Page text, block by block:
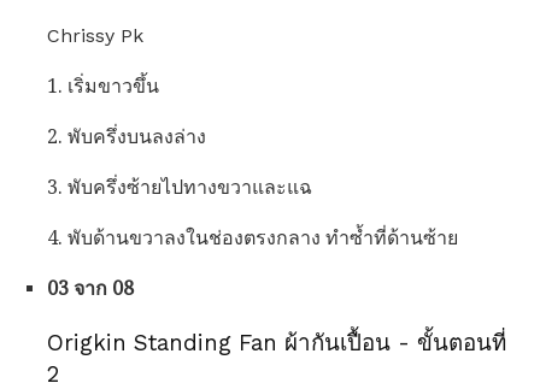
Chrissy Pk
1. เริ่มขาวขึ้น
2. พับครึ่งบนลงล่าง
3. พับครึ่งซ้ายไปทางขวาและแฉ
4. พับด้านขวาลงในช่องตรงกลาง ทำซ้ำที่ด้านซ้าย
03 จาก 08
Origkin Standing Fan ผ้ากันเปื้อน - ขั้นตอนที่
2